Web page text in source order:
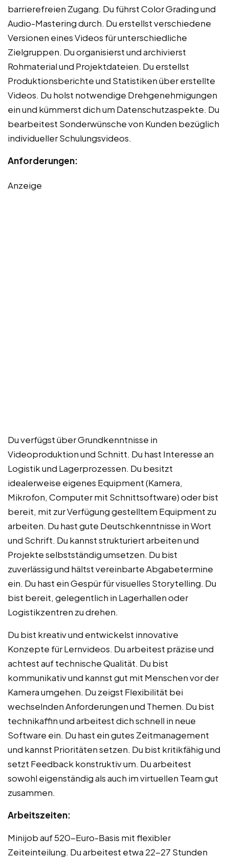
barrierefreien Zugang. Du führst Color Grading und
Audio-Mastering durch. Du erstellst verschiedene
Versionen eines Videos für unterschiedliche
Zielgruppen. Du organisierst und archivierst
Rohmaterial und Projektdateien. Du erstellst
Produktionsberichte und Statistiken über erstellte
Videos. Du holst notwendige Drehgenehmigungen
ein und kümmerst dich um Datenschutzaspekte. Du
bearbeitest Sonderwünsche von Kunden bezüglich
individueller Schulungsvideos.
Anforderungen:
Anzeige
Du verfügst über Grundkenntnisse in
Videoproduktion und Schnitt. Du hast Interesse an
Logistik und Lagerprozessen. Du besitzt
idealerweise eigenes Equipment (Kamera,
Mikrofon, Computer mit Schnittsoftware) oder bist
bereit, mit zur Verfügung gestelltem Equipment zu
arbeiten. Du hast gute Deutschkenntnisse in Wort
und Schrift. Du kannst strukturiert arbeiten und
Projekte selbstständig umsetzen. Du bist
zuverlässig und hältst vereinbarte Abgabetermine
ein. Du hast ein Gespür für visuelles Storytelling. Du
bist bereit, gelegentlich in Lagerhallen oder
Logistikzentren zu drehen.
Du bist kreativ und entwickelst innovative
Konzepte für Lernvideos. Du arbeitest präzise und
achtest auf technische Qualität. Du bist
kommunikativ und kannst gut mit Menschen vor der
Kamera umgehen. Du zeigst Flexibilität bei
wechselnden Anforderungen und Themen. Du bist
technikaffin und arbeitest dich schnell in neue
Software ein. Du hast ein gutes Zeitmanagement
und kannst Prioritäten setzen. Du bist kritikfähig und
setzt Feedback konstruktiv um. Du arbeitest
sowohl eigenständig als auch im virtuellen Team gut
zusammen.
Arbeitszeiten:
Minijob auf 520-Euro-Basis mit flexibler
Zeiteinteilung. Du arbeitest etwa 22-27 Stunden